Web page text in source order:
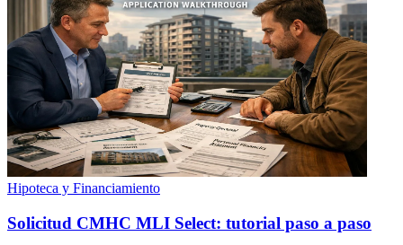
Hipoteca y Financiamiento
Solicitud CMHC MLI Select: tutorial paso a paso